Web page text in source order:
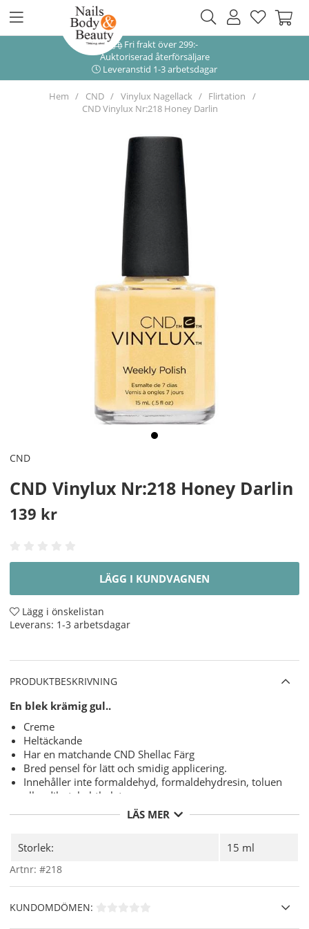
Fri frakt över 299:-
Auktoriserad återförsäljare
Leveranstid 1-3 arbetsdagar
Hem CND Vinylux Nagellack
Flirtation
CND Vinylux Nr:218 Honey Darlin
CND
CND Vinylux Nr:218 Honey Darlin
139 kr
LÄGG I KUNDVAGNEN
Lägg i önskelistan
Leverans: 1-3 arbetsdagar
PRODUKTBESKRIVNING
En blek krämig gul..
Creme
Heltäckande
Har en matchande CND Shellac Färg
Bred pensel för lätt och smidig applicering.
Innehåller inte formaldehyd, formaldehydresin, toluen
eller dibutyl phthalater.
Varför CND Vinylux?
Top Coat
"Base Coat" ( underlack ) behövs ej då det är integrerat
Användning:
LÄS MER
Storlek: 15 ml
Artnr: #218
KUNDOMDÖMEN: